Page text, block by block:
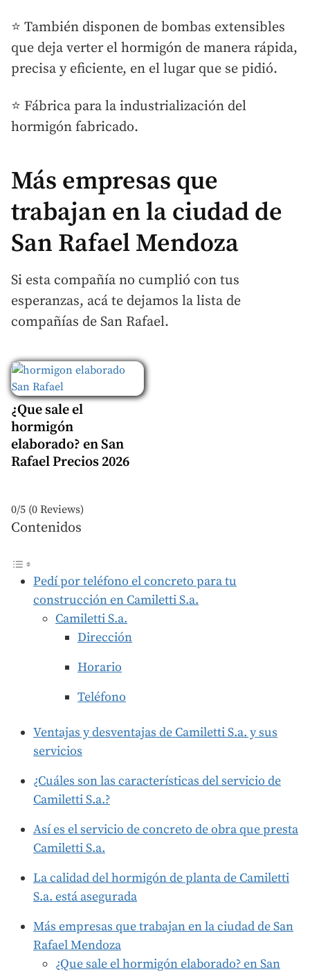
⭐ También disponen de bombas extensibles
que deja verter el hormigón de manera rápida,
precisa y eficiente, en el lugar que se pidió.
⭐ Fábrica para la industrialización del
hormigón fabricado.
Más empresas que
trabajan en la ciudad de
San Rafael Mendoza
Si esta compañía no cumplió con tus
esperanzas, acá te dejamos la lista de
compañías de San Rafael.
¿Que sale el
hormigón
elaborado? en San
Rafael Precios 2026
0/5 (0 Reviews)
Contenidos
Pedí por teléfono el concreto para tu
construcción en Camiletti S.a.
Camiletti S.a.
Dirección
Horario
Teléfono
Ventajas y desventajas de Camiletti S.a. y sus
servicios
¿Cuáles son las características del servicio de
Camiletti S.a.?
Así es el servicio de concreto de obra que presta
Camiletti S.a.
La calidad del hormigón de planta de Camiletti
S.a. está asegurada
Más empresas que trabajan en la ciudad de San
Rafael Mendoza
¿Que sale el hormigón elaborado? en San